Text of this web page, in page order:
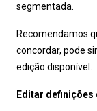
segmentada.
Recomendamos
concordar, pode
edição disponível.
Editar definições